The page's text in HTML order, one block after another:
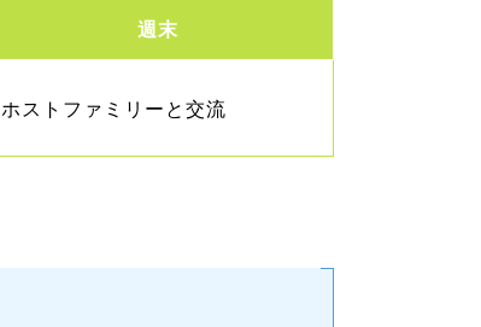
週末
ホストファミリーと交流